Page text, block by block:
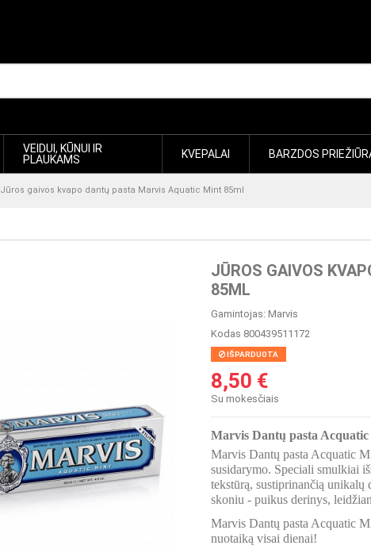
VEIDUI, KŪNUI IR
PLAUKAMS
KVEPALAI BARZDOS
Jūros gaivos kvapo dantų pasta Marvis Aquatic Mint 85ml
JŪROS GAIVOS
85ML
Gamintojas: Marvis
Kodas 800439511172
IŠPARDUOTA
8,50 €
Su mokesčiais
Marvis Dantų pasta
Marvis Dantų pasta Acquatic
susidarymo. Speciali smulkiai
tekstūrą, sustiprinančią unikalų
skoniu - puikus derinys,
Marvis Dantų pasta Acquatic
nuotaiką visai dienai!